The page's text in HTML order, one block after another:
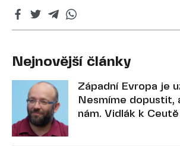
Nejnovější články
Západní Evropa je
Nesmíme dopustit,
nám. Vidlák k Ceutě